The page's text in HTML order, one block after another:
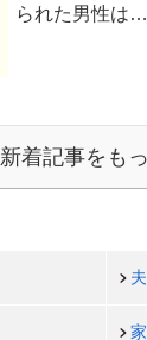
られた男性は
新着記事をも